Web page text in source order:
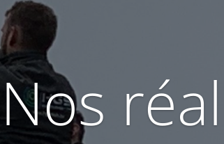
Nos